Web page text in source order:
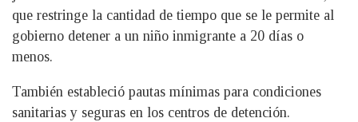
que restringe la cantidad de tiempo que se le permite al
gobierno detener a un niño inmigrante a 20 días o
menos.
También estableció pautas mínimas para condiciones
sanitarias y seguras en los centros de detención.